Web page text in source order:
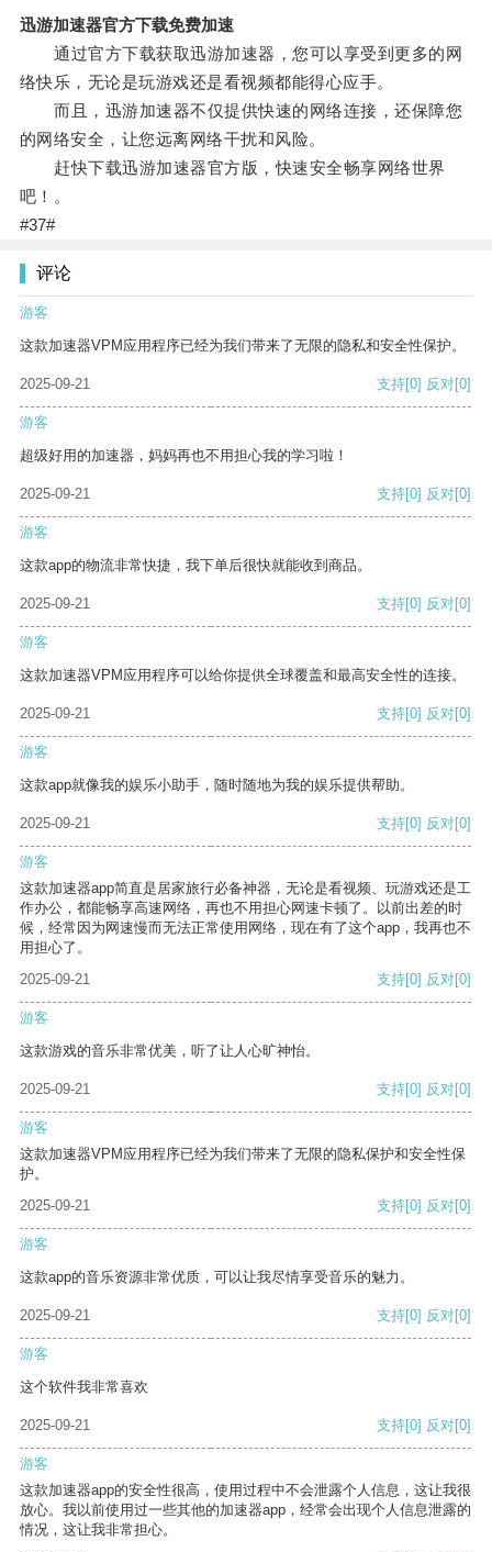
迅游加速器官方下载免费加速
通过官方下载获取迅游加速器，您可以享受到更多的网
络快乐，无论是玩游戏还是看视频都能得心应手。
而且，迅游加速器不仅提供快速的网络连接，还保障您
的网络安全，让您远离网络干扰和风险。
赶快下载迅游加速器官方版，快速安全畅享网络世界
吧！。
#37#
评论
游客
这款加速器VPM应用程序已经为我们带来了无限的隐私和安全性保护。
2025-09-21 支持[0] 反对[0]
游客
超级好用的加速器，妈妈再也不用担心我的学习啦！
2025-09-21 支持[0] 反对[0]
游客
这款app的物流非常快捷，我下单后很快就能收到商品。
2025-09-21 支持[0] 反对[0]
游客
这款加速器VPM应用程序可以给你提供全球覆盖和最高安全性的连接。
2025-09-21 支持[0] 反对[0]
游客
这款app就像我的娱乐小助手，随时随地为我的娱乐提供帮助。
2025-09-21 支持[0] 反对[0]
游客
这款加速器app简直是居家旅行必备神器，无论是看视频、玩游戏还是工
作办公，都能畅享高速网络，再也不用担心网速卡顿了。以前出差的时
候，经常因为网速慢而无法正常使用网络，现在有了这个app，我再也不
用担心了。
2025-09-21
支持[0] 反对[0]
游客
这款游戏的音乐非常优美，听了让人心旷神怡。
2025-09-21 支持[0] 反对[0]
游客
这款加速器VPM应用程序已经为我们带来了无限的隐私保护和安全性保
护。
2025-09-21
支持[0] 反对[0]
游客
这款app的音乐资源非常优质，可以让我尽情享受音乐的魅力。
2025-09-21 支持[0] 反对[0]
游客
这个软件我非常喜欢
2025-09-21 支持[0] 反对[0]
游客
这款加速器app的安全性很高，使用过程中不会泄露个人信息，这让我很
放心。我以前使用过一些其他的加速器app，经常会出现个人信息泄露的
情况，这让我非常担心。